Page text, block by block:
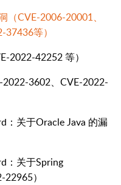
（CVE-2006-20001、
等）
2022-42252 等）
2022-3602、CVE-2022-
关于Oracle Java 的漏
：关于Spring
）